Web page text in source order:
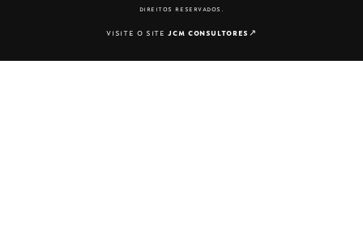
direitos reservados.
visite o sitejcm consultores ↗